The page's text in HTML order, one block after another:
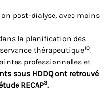
post-dialyse, avec moins
la planification des
thérapeutique10.
professionnelles et
sous HDDQ ont retrouvé
RECAP3.